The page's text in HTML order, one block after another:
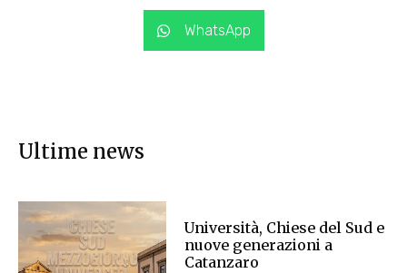
WhatsApp
Ultime news
Università, Chiese del Sud e
nuove generazioni a
Catanzaro